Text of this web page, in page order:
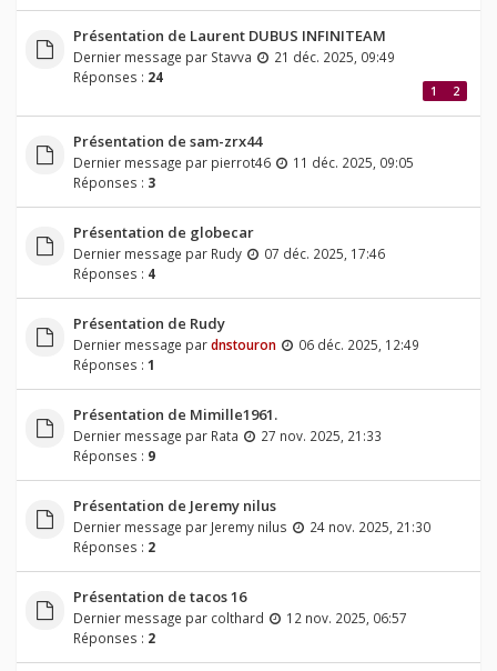
Présentation de Laurent DUBUS INFINITEAM
Dernier message par Stavva
21 déc. 2025, 09:49
Réponses : 24
1 2
Présentation de sam-zrx44
Dernier message par pierrot46
11 déc. 2025, 09:05
Réponses : 3
Présentation de globecar
Dernier message par Rudy
07 déc. 2025, 17:46
Réponses : 4
Présentation de Rudy
Dernier message pardnstouron
06 déc. 2025, 12:49
Réponses : 1
Présentation de Mimille1961.
Dernier message par Rata
27 nov. 2025, 21:33
Réponses : 9
Présentation de Jeremy nilus
Dernier message par Jeremy nilus
24 nov. 2025, 21:30
Réponses : 2
Présentation de tacos 16
Dernier message par colthard
12 nov. 2025, 06:57
Réponses : 2